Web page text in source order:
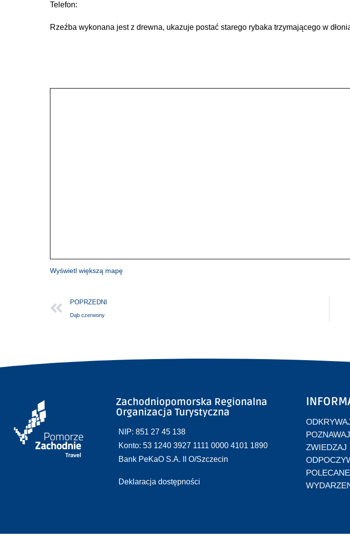
Telefon:
Rzeźba wykonana jest z drewna, ukazuje postać starego rybaka trzymającego w
Wyświetl większą mapę
POPRZEDNI
Dąb czerwony
Zachodniopomorska Regionalna
Organizacja Turystyczna
NIP: 851 27 45 138
Konto: 53 1240 3927 1111 0000 4101 1890
Bank PeKaO S.A. II O/Szczecin
Deklaracja dostępności
POZNAWAJ
ZWIEDZAJ
POLECANE